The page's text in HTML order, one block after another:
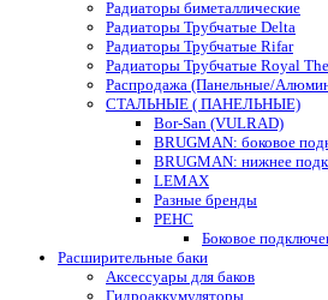
Радиаторы биметаллические
Радиаторы Трубчатые Delta
Радиаторы Трубчатые Rifar
Радиаторы Трубчатые Royal
Распродажа (Панельные/
СТАЛЬНЫЕ ( ПАНЕЛЬНЫЕ)
Bor-San (VULRAD)
BRUGMAN: боковое
BRUGMAN: нижнее
LEMAX
Разные бренды
РЕНС
Боковое
Расширительные баки
Аксессуары для баков
Гидроаккумуляторы